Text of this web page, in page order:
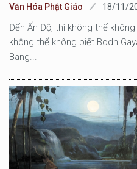
Văn Hóa Phật Giáo 18/11/
Đến Ấn Độ, thì không thể
không thể không biết Bodh
Bang...